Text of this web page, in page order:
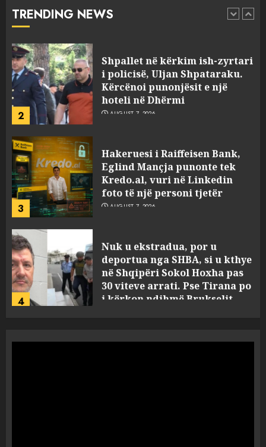
TRENDING NEWS
1
Frakull
2
Shpallet në kërkim ish-zyrtari
i policisë, Uljan Shpataraku.
Kërcënoi punonjësit e një
hoteli në Dhërmi
AUGUST 7, 2026
3
Hakeruesi i Raiffeisen Bank,
Eglind Mançja punonte tek
Kredo.al, vuri në Linkedin
foto të një personi tjetër
AUGUST 7, 2026
4
Nuk u ekstradua, por u
deportua nga SHBA, si u kthye
në Shqipëri Sokol Hoxha pas
30 viteve arrati. Pse Tirana po
i kërkon ndihmë Brukselit